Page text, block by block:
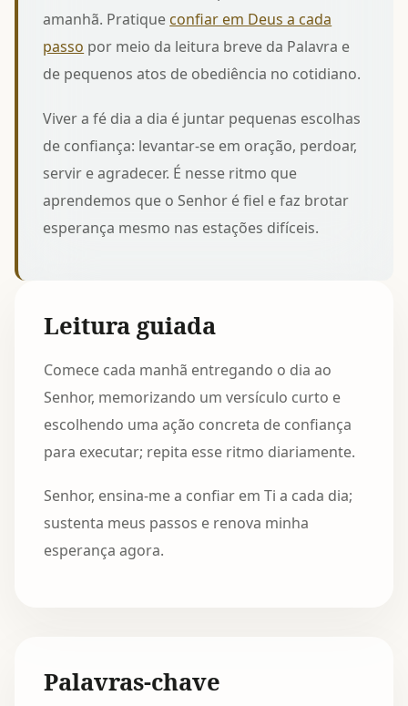
amanhã. Pratique confiar em Deus a cada
passo por meio da leitura breve da Palavra e
de pequenos atos de obediência no cotidiano.
Viver a fé dia a dia é juntar pequenas escolhas
de confiança: levantar-se em oração, perdoar,
servir e agradecer. É nesse ritmo que
aprendemos que o Senhor é fiel e faz brotar
esperança mesmo nas estações difíceis.
Leitura guiada
Comece cada manhã entregando o dia ao
Senhor, memorizando um versículo curto e
escolhendo uma ação concreta de confiança
para executar; repita esse ritmo diariamente.
Senhor, ensina-me a confiar em Ti a cada dia;
sustenta meus passos e renova minha
esperança agora.
Palavras-chave